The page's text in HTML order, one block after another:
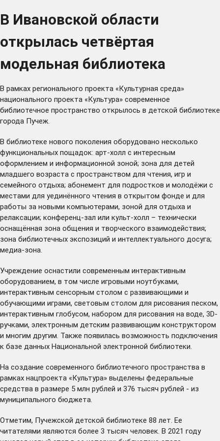
В Ивановской области
открылась четвёртая
модельная библиотека
В рамках регионального проекта «Культурная среда»
национального проекта «Культура» современное
библиотечное пространство открылось в детской библиотеке
города Пучеж.
В библиотеке нового поколения оборудовано несколько
функциональных пощадок: арт-холл с интересным
оформлением и информационной зоной; зона для детей
младшего возраста с пространством для чтения, игр и
семейного отдыха; абонемент для подростков и молодёжи с
местами для уединённого чтения в открытом фонде и для
работы за новыми компьютерами, зоной для отдыха и
релаксации; конференц-зал или культ-холл – технически
оснащённая зона общения и творческого взаимодействия;
зона библиотечных экспозиций и интеллектуального досуга;
медиа-зона.
Учреждение оснастили современным интерактивным
оборудованием, в том числе игровыми ноутбуками,
интерактивным сенсорным столом с развивающими и
обучающими играми, световым столом для рисования песком,
интерактивным глобусом, набором для рисования на воде, 3D-
ручками, электронным детским развивающим конструктором
и многим другим. Также появилась возможность подключения
к базе данных Национальной электронной библиотеки.
На создание современного библиотечного пространства в
рамках нацпроекта «Культура» выделены федеральные
средства в размере 5 млн рублей и 376 тысяч рублей - из
муниципального бюджета.
Отметим, Пучежской детской библиотеке 88 лет. Ее
читателями являются более 3 тысяч человек. В 2021 году